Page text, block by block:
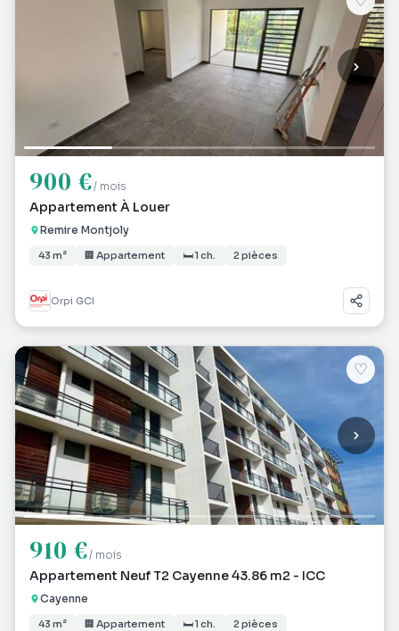
900 €/ mois
Appartement À Louer
Remire Montjoly
43 m² 🏢 Appartement 🛏 1 ch. 2 pièces
Orpi GCI
♡
910 €/ mois
Appartement Neuf T2 Cayenne 43.86 m2 - ICC
Cayenne
43 m² 🏢 Appartement 🛏 1 ch. 2 pièces